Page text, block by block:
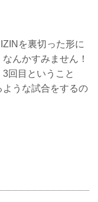
を裏切った形に
んかすみません！
回目ということ
うな試合をするの